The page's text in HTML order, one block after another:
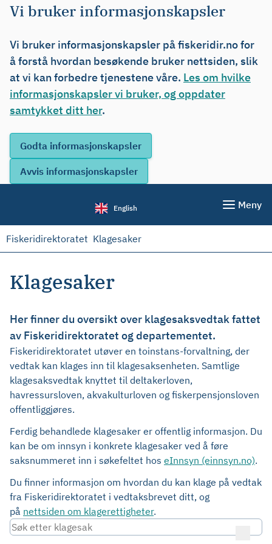
Vi bruker informasjonskapsler
Vi bruker informasjonskapsler på fiskeridir.no for
å forstå hvordan besøkende bruker nettsiden, slik
at vi kan forbedre tjenestene våre. Les om hvilke
informasjonskapsler vi bruker, og oppdater
samtykket ditt her.
English Meny
Fiskeridirektoratet Klagesaker
Klagesaker
Her finner du oversikt over klagesaksvedtak fattet
av Fiskeridirektoratet og departementet.
Fiskeridirektoratet utøver en toinstans-forvaltning, der
vedtak kan klages inn til klagesaksenheten. Samtlige
klagesaksvedtak knyttet til deltakerloven,
havressursloven, akvakulturloven og fiskerpensjonsloven
offentliggjøres.
Ferdig behandlede klagesaker er offentlig informasjon. Du
kan be om innsyn i konkrete klagesaker ved å føre
saksnummeret inn i søkefeltet hos eInnsyn (einnsyn.no).
Du finner informasjon om hvordan du kan klage på vedtak
fra Fiskeridirektoratet i vedtaksbrevet ditt, og
på nettsiden om klagerettigheter.